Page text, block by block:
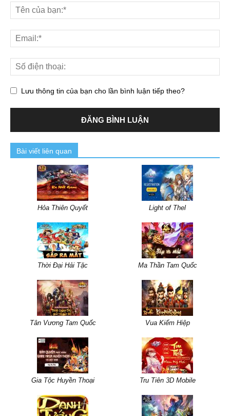
Lưu thông tin của bạn cho lần bình luận tiếp theo?
Bài viết liên quan
Hỏa Thiên Quyết Light of Thel
Thời Đại Hải Tặc Ma Thần Tam Quốc
Tân Vương Tam Quốc Vua Kiếm Hiệp
Gia Tộc Huyền Thoại Tru Tiên 3D Mobile